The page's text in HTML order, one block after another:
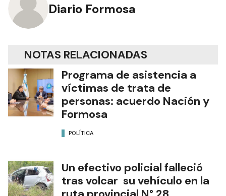
Diario Formosa
NOTAS RELACIONADAS
Programa de asistencia a
víctimas de trata de
personas: acuerdo Nación y
Formosa
POLÍTICA
Un efectivo policial falleció
tras volcar su vehículo en la